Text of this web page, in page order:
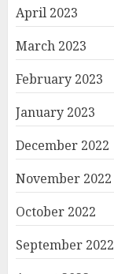
April 2023
March 2023
February 2023
January 2023
December 2022
November 2022
October 2022
September 2022